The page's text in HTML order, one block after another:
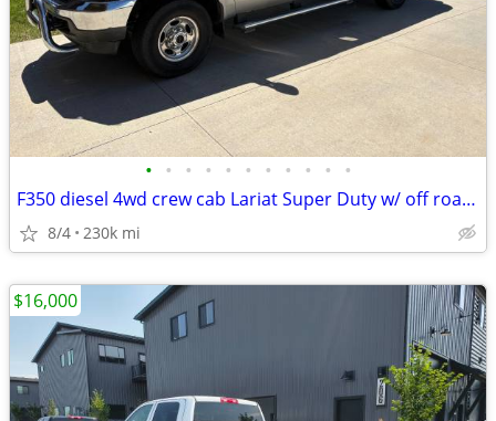
• • • • • • • • • • •
F350 diesel 4wd crew cab Lariat Super Duty w/ off road package
8/4 230k mi
$16,000